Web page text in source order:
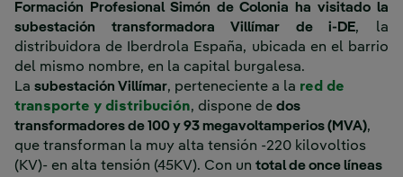
Formación Profesional Simón de Colonia ha visitado la
subestación transformadora Villímar de i-DE, la
distribuidora de Iberdrola España, ubicada en el barrio
del mismo nombre, en la capital burgalesa.
La subestación Villímar, perteneciente a la red de
transporte y distribución, dispone de dos
transformadores de 100 y 93 megavoltamperios (MVA),
que transforman la muy alta tensión -220 kilovoltios
(KV)- en alta tensión (45KV). Con un total de once líneas